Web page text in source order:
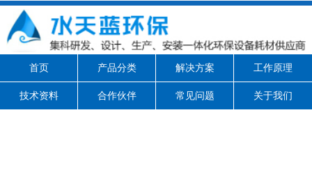
首页 产品分类 解决方案 工作原理
技术资料 合作伙伴 常见问题 关于我们